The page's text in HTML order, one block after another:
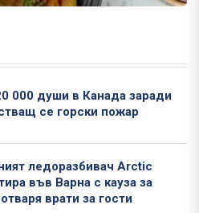
000 души в Канада заради
се горски пожар
ледоразбивач Arctic
във Варна с кауза за
врати за гости